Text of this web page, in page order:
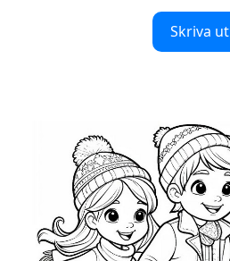
Skriva ut